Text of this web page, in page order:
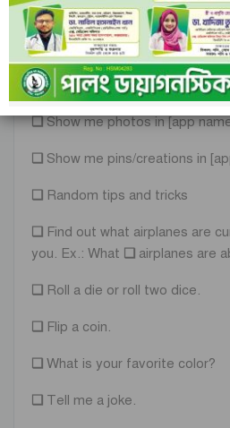
❏Send a message using Whats
App/LinkedIn/Skype/We Chat/
❏Call me an Uber / Lyft /etc.
❏Show me photos in [app
❏ Show me pins/creations in
❏ Random tips and tricks
❏ Find out what airplanes are
you. Ex.: What ❏ airplanes are
❏ Roll a die or roll two dice.
❏ Flip a coin.
❏ What is your favorite color?
❏ Tell me a joke.